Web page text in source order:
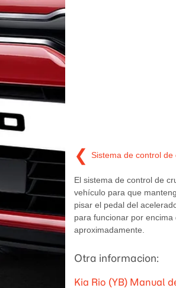
❮ Sistema de control de
El sistema de control de
vehículo para que
pisar el pedal del
para funcionar por
aproximadamente.
Otra informacion:
Kia Rio (YB) Manual